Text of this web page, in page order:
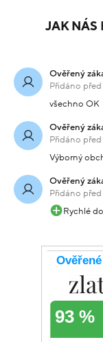
JAK NÁS
Ověřený
Přidáno
všechno OK
Ověřený
Přidáno před
Výborný
Ověřený
Přidáno
Rychlé